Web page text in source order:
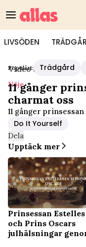
LIVSÖDEN
Populärt: Trädgård
Video Start/Nöje
Nöje
11 gånger
charmat oss
11 gånger
Do It Yourself
Dela
Upptäck mer
Prinsessan Estelles
och Prins Oscars
julhälsningar